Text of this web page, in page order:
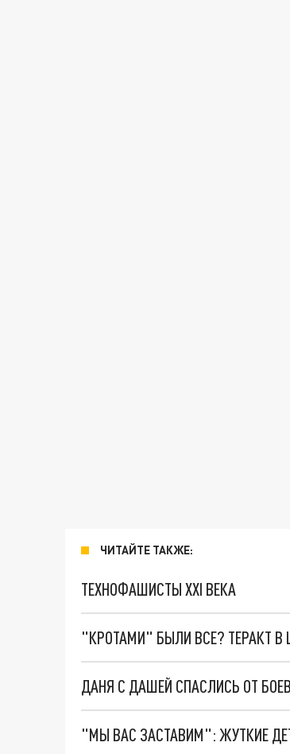
ЧИТАЙТЕ ТАКЖЕ:
ТЕХНОФАШИСТЫ XXI ВЕКА
"КРОТАМИ" БЫЛИ ВСЕ? ТЕРАКТ
ДАНЯ С ДАШЕЙ СПАСЛИСЬ ОТ